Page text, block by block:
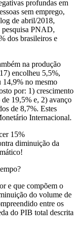
profundas em
sem emprego,
de abril/2018,
pesquisa PNAD,
dos brasileiros e
na produção
encolheu 5,5%,
14,9% no mesmo
por: 1) crescimento
19,5% e, 2) avanço
de 8,7%. Estes
Internacional.
15%
diminuição da
e que compõem o
do volume de
entre os
do PIB total descrita